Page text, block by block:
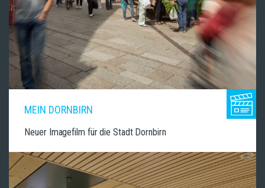
MEIN DORNBIRN
Neuer Imagefilm für die Stadt Dornbirn